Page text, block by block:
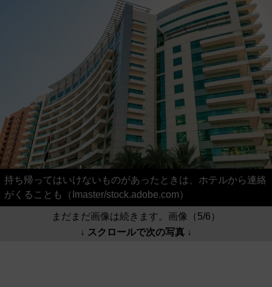
持ち帰ってはいけないものがあったときは、ホテルから連絡
がくることも（Imaster/stock.adobe.com）
まだまだ画像は続きます。画像（5/6）
↓ スクロールで次の写真 ↓